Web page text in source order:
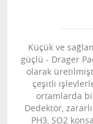
Küçük ve
güçlü - Drager
olarak
çeşitli
ortamlarda
Dedektör,
PH3, SO2